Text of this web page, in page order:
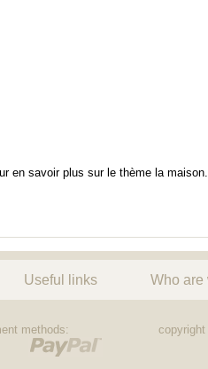
en savoir plus sur le thème la
Useful links Who are
methods: